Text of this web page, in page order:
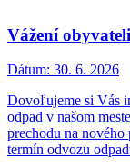
Vážení
Dátum: 30. 6. 2026
Dovoľujeme si Vás
odpad v našom
prechodu na
termín odvozu